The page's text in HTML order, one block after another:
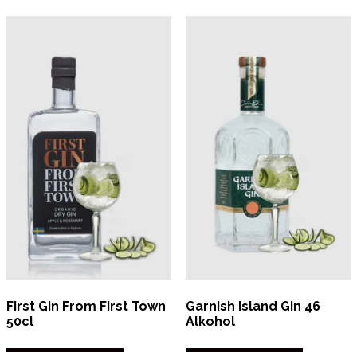
First Gin From First Town
50cl
Garnish Island Gin 46
Alkohol